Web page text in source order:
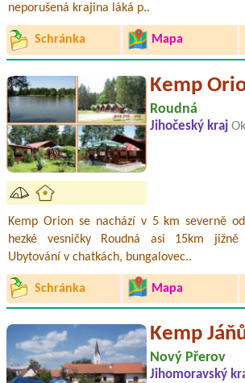
neporušená krajina láká p..
Schránka Mapa
Kemp
Roudná
Jihočeský kraj
Kemp Orion se nachází v 5 km severně
hezké vesničky Roudná asi 15km
Ubytování v chatkách, bungalovec..
Schránka Mapa
Kemp
Nový Přerov
Jihomoravský